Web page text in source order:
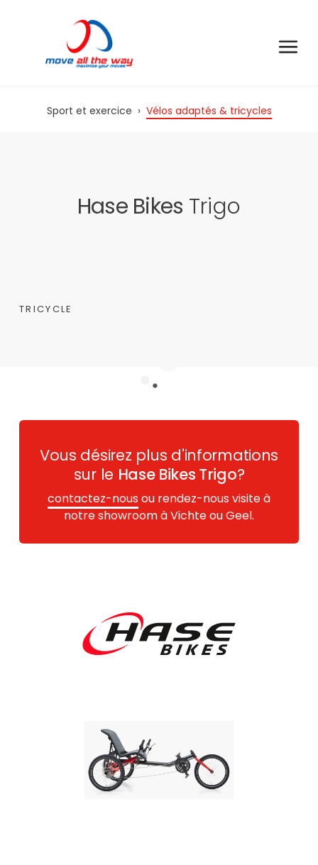
Sport et exercice › Vélos adaptés & tricycles
Hase Bikes Trigo
TRICYCLE
Vous désirez plus d'informations
sur le Hase Bikes Trigo?
contactez-nous ou rendez-nous visite à
notre showroom à Vichte ou Geel.